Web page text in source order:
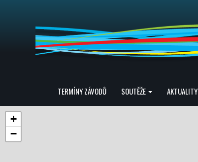
TERMÍNY ZÁVODŮ SOUTĚŽE AKTUALITY
+
−